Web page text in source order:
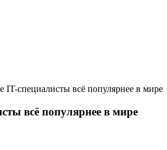
IT-специалисты всё популярнее в мире
всё популярнее в мире